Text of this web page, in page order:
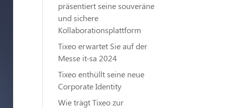
präsentiert seine souveräne
und sichere
Kollaborationsplattform
Tixeo erwartet Sie auf der
Messe it-sa 2024
Tixeo enthüllt seine neue
Corporate Identity
Wie trägt Tixeo zur